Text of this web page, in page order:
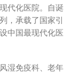
代化医院。自诞
，承载了国家引
中国最现代化医
湿免疫科、老年